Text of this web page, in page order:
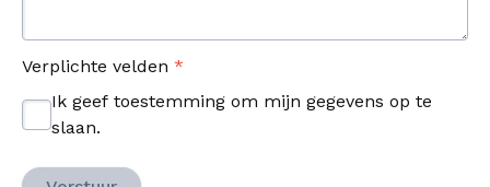
Verplichte velden *
Ik geef toestemming om mijn gegevens op te
slaan.